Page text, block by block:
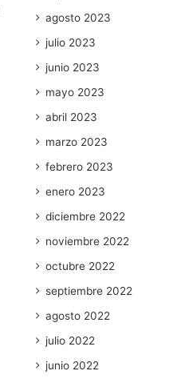
agosto 2023
julio 2023
junio 2023
mayo 2023
abril 2023
marzo 2023
febrero 2023
enero 2023
diciembre 2022
noviembre 2022
octubre 2022
septiembre 2022
agosto 2022
julio 2022
junio 2022